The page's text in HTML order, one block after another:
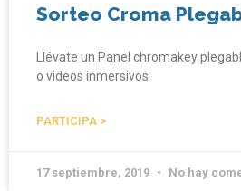
Sorteo Croma
Llévate un Panel chromakey
o videos inmersivos
PARTICIPA >
17 septiembre, 2019 No hay